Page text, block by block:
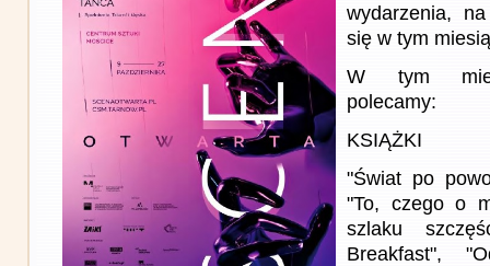
wydarzenia,
się w tym
W tym
polecamy:
KSIĄŻKI
"Świat po
"To, czego o
szlaku
Breakfast",